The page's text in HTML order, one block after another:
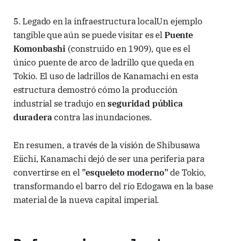
5. Legado en la infraestructura localUn ejemplo
tangible que aún se puede visitar es elPuente
Komonbashi (construido en 1909), que es el
único puente de arco de ladrillo que queda en
Tokio. El uso de ladrillos de Kanamachi en esta
estructura demostró cómo la producción
industrial se tradujo enseguridad pública
duraderacontra las inundaciones.
En resumen, a través de la visión de Shibusawa
Eiichi, Kanamachi dejó de ser una periferia para
convertirse en el "esqueleto moderno"de Tokio,
transformando el barro del río Edogawa en la base
material de la nueva capital imperial.